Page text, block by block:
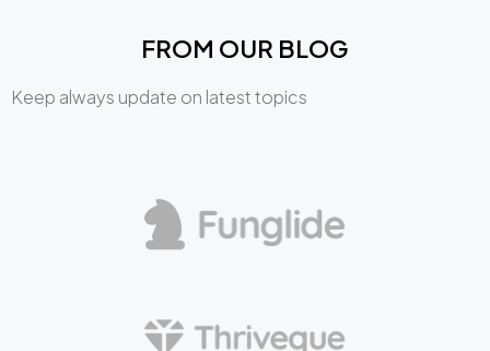
FROM OUR BLOG
Keep always update on latest topics